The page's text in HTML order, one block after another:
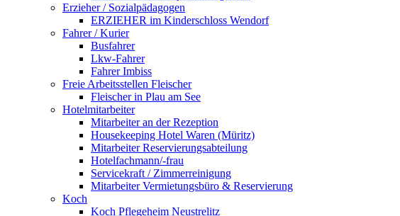
Erzieher / Sozialpädagogen
ERZIEHER im Kinderschloss Wendorf
Fahrer / Kurier
Busfahrer
Lkw-Fahrer
Fahrer Imbiss
Freie Arbeitsstellen Fleischer
Fleischer in Plau am See
Hotelmitarbeiter
Mitarbeiter an der Rezeption
Housekeeping Hotel Waren (Müritz)
Mitarbeiter Reservierungsabteilung
Hotelfachmann/-frau
Servicekraft / Zimmerreinigung
Mitarbeiter Vermietungsbüro & Reservierung
Koch
Koch Pflegeheim Neustrelitz